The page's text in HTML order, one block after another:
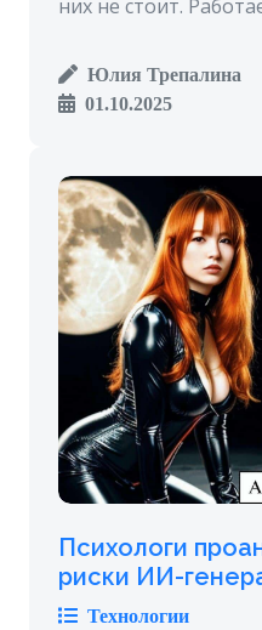
них не стоит.
Юлия Трепалина
01.10.2025
Психологи
риски ИИ-
Технологии